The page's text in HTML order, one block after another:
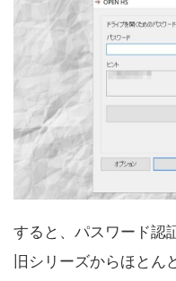
すると、パスワード認
旧シリーズからほとん